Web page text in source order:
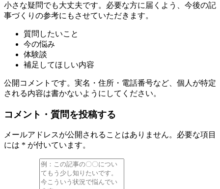
小さな疑問でも大丈夫です。必要な方に届くよう、今後の記
事づくりの参考にもさせていただきます。
質問したいこと
今の悩み
体験談
補足してほしい内容
公開コメントです。実名・住所・電話番号など、個人が特定
される内容は書かないようにしてください。
コメント・質問を投稿する
メールアドレスが公開されることはありません。必要な項目
には * が付いています。